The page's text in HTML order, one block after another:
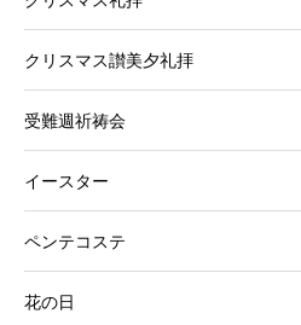
クリスマス讃美夕礼拝
受難週祈祷会
イースター
ペンテコステ
花の日